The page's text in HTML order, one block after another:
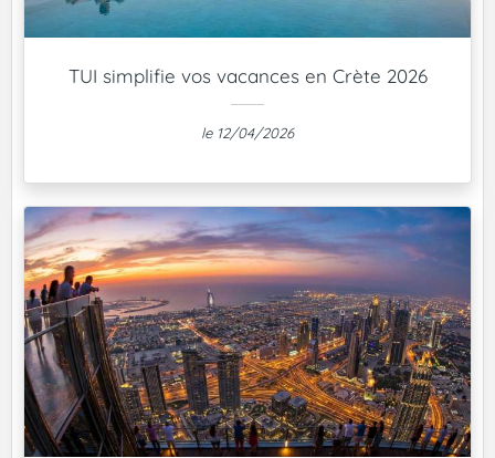
TUI simplifie vos vacances en Crète 2026
le 12/04/2026